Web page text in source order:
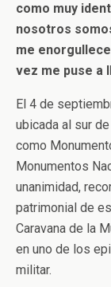
como muy
nosotros
me
vez me puse a
El 4 de
ubicada al sur
como
Monumentos
unanimidad,
patrimonial de
Caravana de la
en uno de los
militar.